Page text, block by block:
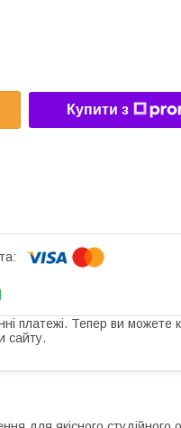
Купити з
платежі. Тепер ви можете
сайту.